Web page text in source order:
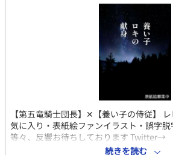
【第五竜騎士団長】✕【養い子の侍従】
気に入り・表紙絵ファンイラスト・誤字
等々、反響お待ちしております Twitter→
https://mobile.twitter.com/aaostudy1 喘
続きを読む